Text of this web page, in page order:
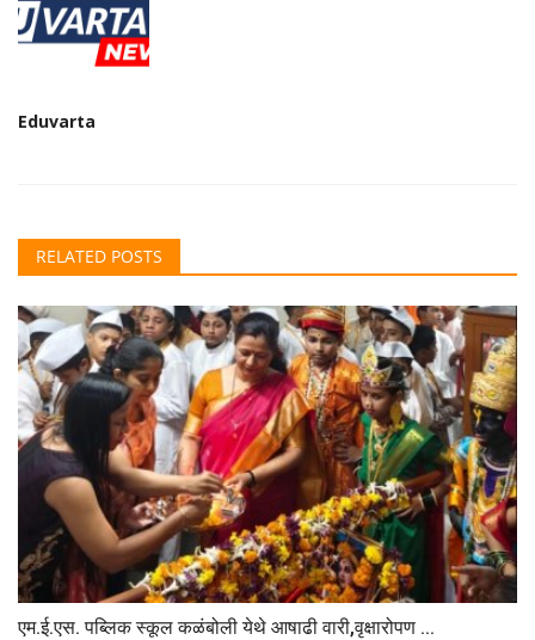
Eduvarta
RELATED POSTS
एम.ई.एस. पब्लिक स्कूल कळंबोली येथे आषाढी वारी,वृक्षारोपण ...